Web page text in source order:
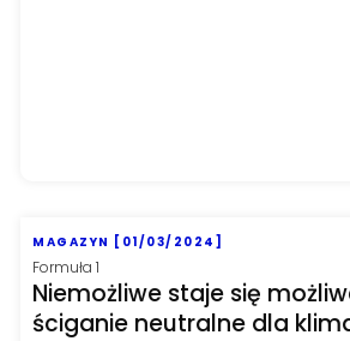
MAGAZYN [01/03/2024]
Formuła 1
Niemożliwe staje się
ściganie neutralne dla